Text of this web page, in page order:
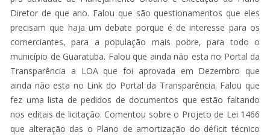
Diretor de que ano. Falou que são questionamentos que eles
precisam que haja um debate porque é de interesse para os
comerciantes, para a população mais pobre, para todo o
município de Guaratuba. Falou que ainda não esta no Portal da
Transparência a LOA que foi aprovada em Dezembro que
ainda não esta no Link do Portal da Transparência. Falou que
fez uma lista de pedidos de documentos que estão faltando
nos editais de licitação. Comentou sobre o Projeto de Lei 1466
que alteração das o Plano de amortização do déficit técnico